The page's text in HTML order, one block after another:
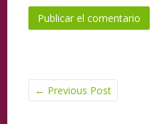
← Previous Post